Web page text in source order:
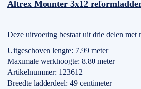
Altrex Mounter 3x12
Deze uitvoering bestaat uit drie delen met
Uitgeschoven lengte: 7.99 meter
Maximale werkhoogte: 8.80 meter
Artikelnummer: 123612
Breedte ladderdeel: 49 centimeter